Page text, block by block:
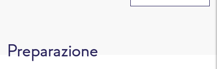
Preparazione